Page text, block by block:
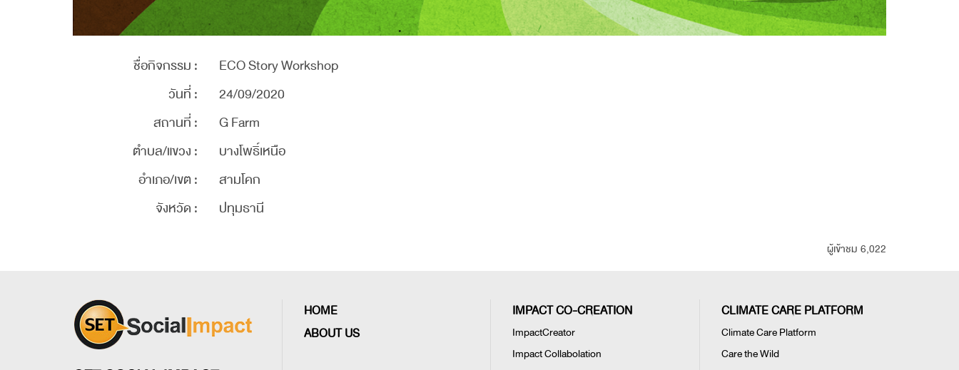
ชื่อกิจกรรม :
ECO Story Workshop
วันที่ :
24/09/2020
สถานที่ :
G Farm
ตำบล/แขวง :
บางโพธิ์เหนือ
อำเภอ/เขต :
สามโคก
จังหวัด :
ปทุมธานี
ผู้เข้าชม 6,022
HOME
ABOUT US
IMPACT CO-CREATION
ImpactCreator
Impact Collabolation
CLIMATE CARE PLATFORM
Climate Care Platform
Care the Wild